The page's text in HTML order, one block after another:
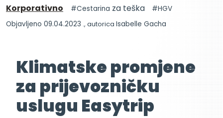
Korporativno Cestarina za teška
HGV
Objavljeno 09.04.2023 ., autorica Isabelle Gacha
Klimatske promjene
za prijevozničku
uslugu Easytrip